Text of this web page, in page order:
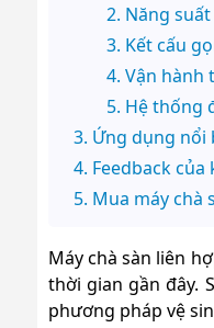
Năng
Kết cấu
Vận hành
Hệ thống
Ứng dụng nổi
Feedback của
Mua máy chà
Máy chà sàn liên
thời gian gần đây.
phương pháp vệ